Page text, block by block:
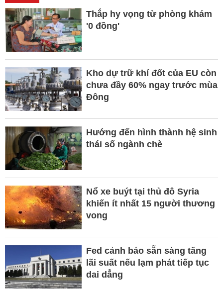
Thắp hy vọng từ phòng khám
'0 đồng'
Kho dự trữ khí đốt của EU còn
chưa đầy 60% ngay trước mùa
Đông
Hướng đến hình thành hệ sinh
thái số ngành chè
Nổ xe buýt tại thủ đô Syria
khiến ít nhất 15 người thương
vong
Fed cảnh báo sẵn sàng tăng
lãi suất nếu lạm phát tiếp tục
dai dẳng